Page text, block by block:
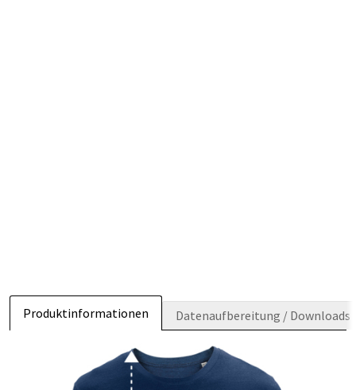
Produktinformationen Datenaufbereitung / Downloads